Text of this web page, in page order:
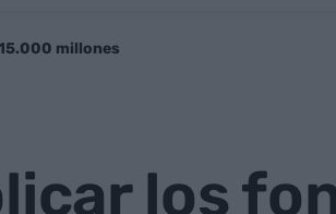
millones
los